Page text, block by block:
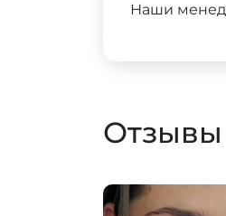
Наши
Отзывы